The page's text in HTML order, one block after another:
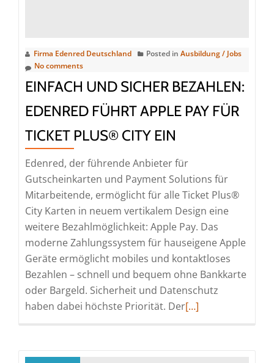
Firma Edenred Deutschland Posted in Ausbildung / Jobs
No comments
EINFACH UND SICHER BEZAHLEN:
EDENRED FÜHRT APPLE PAY FÜR
TICKET PLUS® CITY EIN
Edenred, der führende Anbieter für
Gutscheinkarten und Payment Solutions für
Mitarbeitende, ermöglicht für alle Ticket Plus®
City Karten in neuem vertikalem Design eine
weitere Bezahlmöglichkeit: Apple Pay. Das
moderne Zahlungssystem für hauseigene Apple
Geräte ermöglicht mobiles und kontaktloses
Bezahlen – schnell und bequem ohne Bankkarte
oder Bargeld. Sicherheit und Datenschutz
haben dabei höchste Priorität. DerRead
[…]